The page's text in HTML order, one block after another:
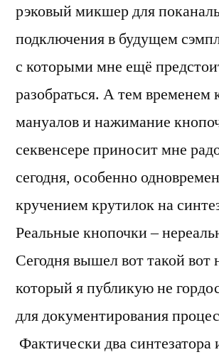
рэковый микшер для
подключения в будущем
с которыми мне ещё
разобраться. А тем временем
мануалов и нажимание
секвенсере приносит мне
сегодня, особенно
кручением крутилок на
Реальные кнопочки –
Сегодня вышел вот такой вот
который я публикую не
для документирования
Фактически два синтезатора